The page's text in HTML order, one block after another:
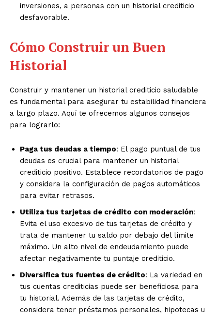
inversiones, a personas con un historial crediticio
desfavorable.
Cómo Construir un Buen
Historial
Construir y mantener un historial crediticio saludable
es fundamental para asegurar tu estabilidad financiera
a largo plazo. Aquí te ofrecemos algunos consejos
para lograrlo:
Paga tus deudas a tiempo: El pago puntual de tus
deudas es crucial para mantener un historial
crediticio positivo. Establece recordatorios de pago
y considera la configuración de pagos automáticos
para evitar retrasos.
Utiliza tus tarjetas de crédito con moderación:
Evita el uso excesivo de tus tarjetas de crédito y
trata de mantener tu saldo por debajo del límite
máximo. Un alto nivel de endeudamiento puede
afectar negativamente tu puntaje crediticio.
Diversifica tus fuentes de crédito: La variedad en
tus cuentas crediticias puede ser beneficiosa para
tu historial. Además de las tarjetas de crédito,
considera tener préstamos personales, hipotecas u